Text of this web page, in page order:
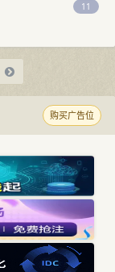
11
购买广告位